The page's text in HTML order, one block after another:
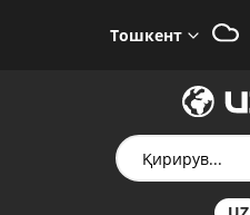
Тошкент